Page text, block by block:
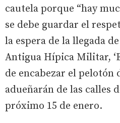
cautela porque “hay
se debe guardar el
la espera de la llegada
Antigua Hípica Militar,
de encabezar el pelotón
adueñarán de las calles
próximo 15 de enero.